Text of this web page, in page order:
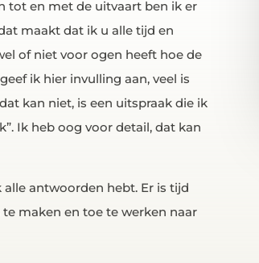
tot en met de uitvaart ben ik er
maakt dat ik u alle tijd en
of niet voor ogen heeft hoe de
ik hier invulling aan, veel is
kan niet, is een uitspraak die ik
Ik heb oog voor detail, dat kan
antwoorden hebt. Er is tijd
maken en toe te werken naar